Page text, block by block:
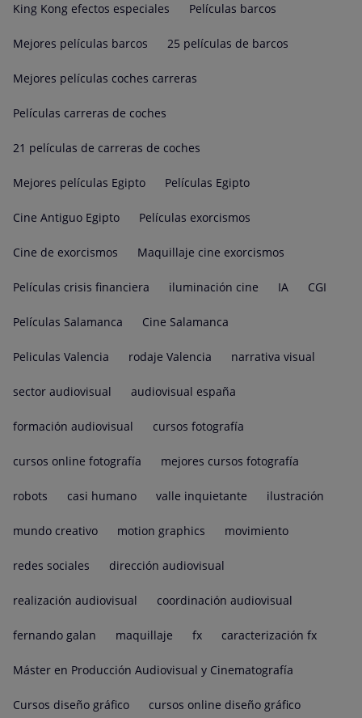
King Kong efectos especiales Películas barcos
Mejores películas barcos 25 películas de barcos
Mejores películas coches carreras
Películas carreras de coches
21 películas de carreras de coches
Mejores películas Egipto Películas Egipto
Cine Antiguo Egipto Películas exorcismos
Cine de exorcismos Maquillaje cine exorcismos
Películas crisis financiera iluminación cine IA CGI
Películas Salamanca Cine Salamanca
Peliculas Valencia rodaje Valencia narrativa visual
sector audiovisual audiovisual españa
formación audiovisual cursos fotografía
cursos online fotografía mejores cursos fotografía
robots casi humano valle inquietante ilustración
mundo creativo motion graphics movimiento
redes sociales dirección audiovisual
realización audiovisual coordinación audiovisual
fernando galan maquillaje fx caracterización fx
Máster en Producción Audiovisual y Cinematografía
Cursos diseño gráfico cursos online diseño gráfico